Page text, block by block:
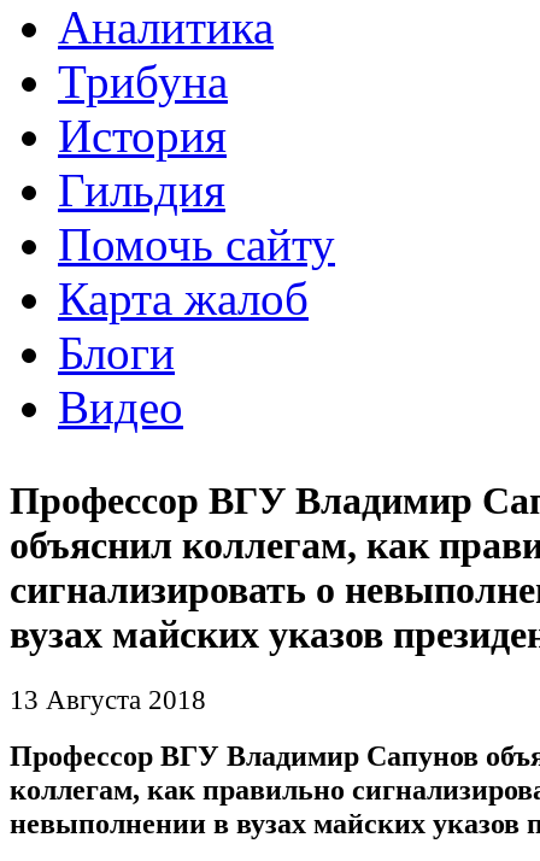
Аналитика
Трибуна
История
Гильдия
Помочь сайту
Карта жалоб
Блоги
Видео
Профессор ВГУ Владимир
объяснил коллегам, как
сигнализировать о
вузах майских указов
13 Августа 2018
Профессор ВГУ Владимир Сапунов
коллегам, как правильно
невыполнении в вузах майских указов